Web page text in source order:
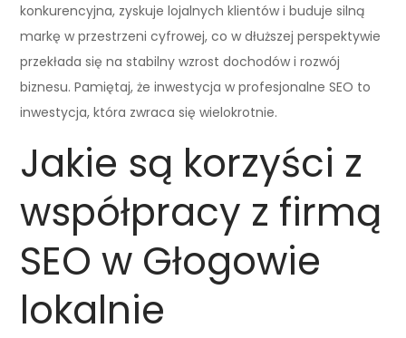
konkurencyjna, zyskuje lojalnych klientów i buduje silną
markę w przestrzeni cyfrowej, co w dłuższej perspektywie
przekłada się na stabilny wzrost dochodów i rozwój
biznesu. Pamiętaj, że inwestycja w profesjonalne SEO to
inwestycja, która zwraca się wielokrotnie.
Jakie są korzyści z
współpracy z firmą
SEO w Głogowie
lokalnie